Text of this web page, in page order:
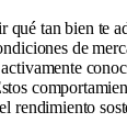
qué tan bien te
de
rendimiento